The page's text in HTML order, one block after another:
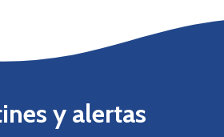
y alertas